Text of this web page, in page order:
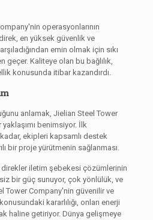
operasyonlarının
en yüksek güvenlik ve
emin olmak için sıkı
geçer. Kaliteye olan bu bağlılık,
konusunda itibar kazandırdı.
anlamak, Jielian Steel Tower
benimsiyor. İlk
ekipleri kapsamlı destek
bir proje yürütmenin sağlanması.
iletim şebekesi çözümlerinin
bir güç sunuyor, çok yönlülük, ve
Tower Company'nin güvenilir ve
kararlılığı, onları enerji
haline getiriyor. Dünya gelişmeye